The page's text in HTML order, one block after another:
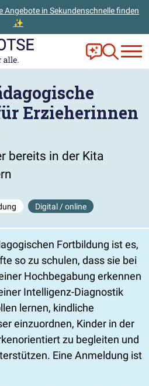
Angebote in Sekundenschnelle finden
✨
springen
Frag Ella!
Zur
Erzieherinnen
bereits in der Kita
Digital / online
Fortbildung ist es,
so zu schulen, dass sie bei
Hochbegabung erkennen
Intelligenz-Diagnostik
lernen, kindliche
einzuordnen, Kinder in der
zu begleiten und
Eine Anmeldung ist